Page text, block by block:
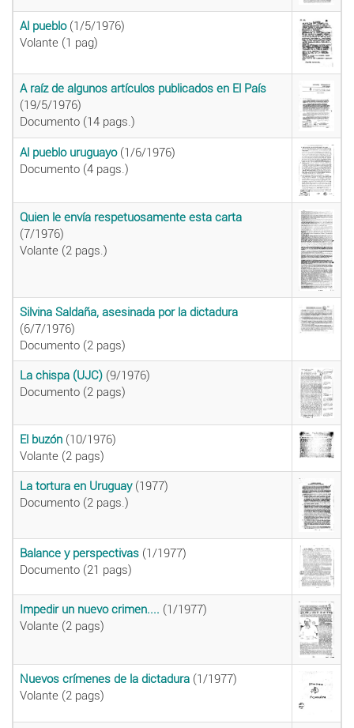
Al pueblo(1/5/1976)
Volante (1 pag)
A raíz de algunos artículos publicados en El País
(19/5/1976)
Documento (14 pags.)
Al pueblo uruguayo(1/6/1976)
Documento (4 pags.)
Quien le envía respetuosamente esta carta
(7/1976)
Volante (2 pags.)
Silvina Saldaña, asesinada por la dictadura
(6/7/1976)
Documento (2 pags)
La chispa (UJC) (9/1976)
Documento (2 pags)
El buzón (10/1976)
Volante (2 pags)
La tortura en Uruguay(1977)
Documento (2 pags.)
Balance y perspectivas (1/1977)
Documento (21 pags)
Impedir un nuevo crimen.... (1/1977)
Volante (2 pags)
Nuevos crímenes de la dictadura (1/1977)
Volante (2 pags)